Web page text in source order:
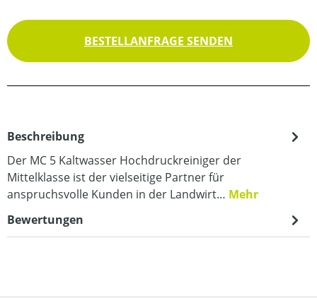
BESTELLANFRAGE SENDEN
Beschreibung
Der MC 5 Kaltwasser Hochdruckreiniger der
Mittelklasse ist der vielseitige Partner für
anspruchsvolle Kunden in der Landwirt… Mehr
Bewertungen